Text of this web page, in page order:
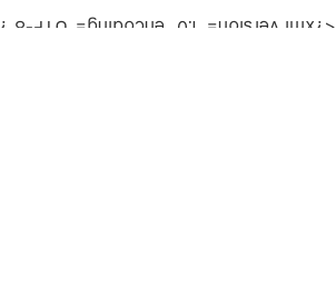
<?xml version="1.0" encoding="UTF-8"?